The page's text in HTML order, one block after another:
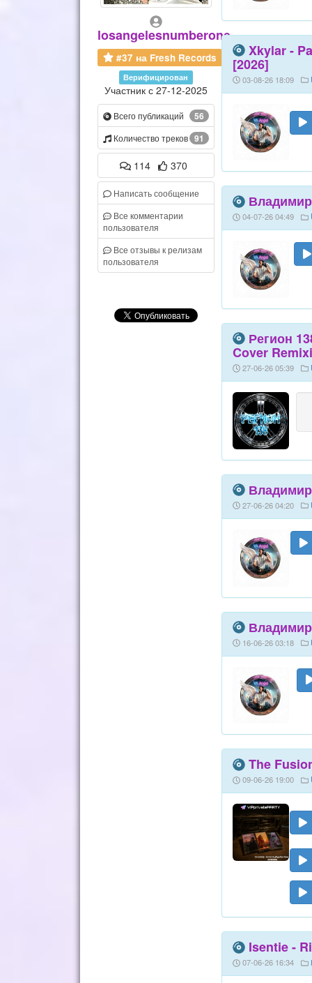
losangelesnumberone
#37 на Fresh Records
Верифицирован
Участник с 27-12-2025
56
Всего публикаций
91
Количество треков
114 370
Написать сообщение
Все комментарии
пользователя
Все отзывы к релизам
пользователя
Xkylar -
[2026]
03-08-26 18:09
04-07-26 04:49
Регион
Cover
27-06-26 05:39
27-06-26 04:20
16-06-26 03:18
The
09-06-26 19:00
Isentie -
07-06-26 16:34